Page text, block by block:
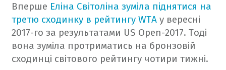
Вперше Еліна Світолінa зуміла піднятися на
третю сходинку в рейтингу WTA у вересні
2017-го за результатами US Open-2017. Тоді
вона зуміла протриматись на бронзовій
сходинці світового рейтингу чотири тижні.